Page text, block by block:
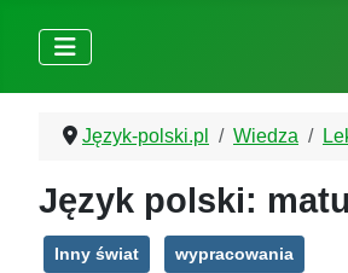
Język-polski.pl Wiedza
Język polski:
Inny świat wypracowania